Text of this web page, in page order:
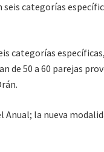
categorías
categorías
de 50 a 60 parejas
la nueva